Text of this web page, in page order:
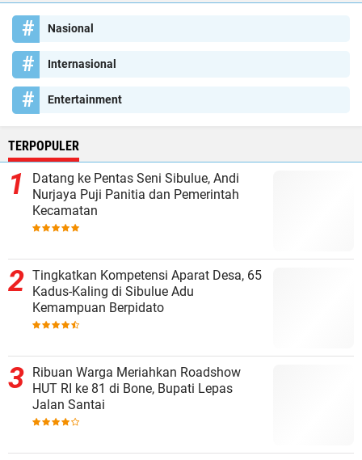
Nasional
Internasional
Entertainment
TERPOPULER
Datang ke Pentas Seni Sibulue, Andi
Nurjaya Puji Panitia dan Pemerintah
Kecamatan
Tingkatkan Kompetensi Aparat Desa, 65
Kadus-Kaling di Sibulue Adu
Kemampuan Berpidato
Ribuan Warga Meriahkan Roadshow
HUT RI ke 81 di Bone, Bupati Lepas
Jalan Santai